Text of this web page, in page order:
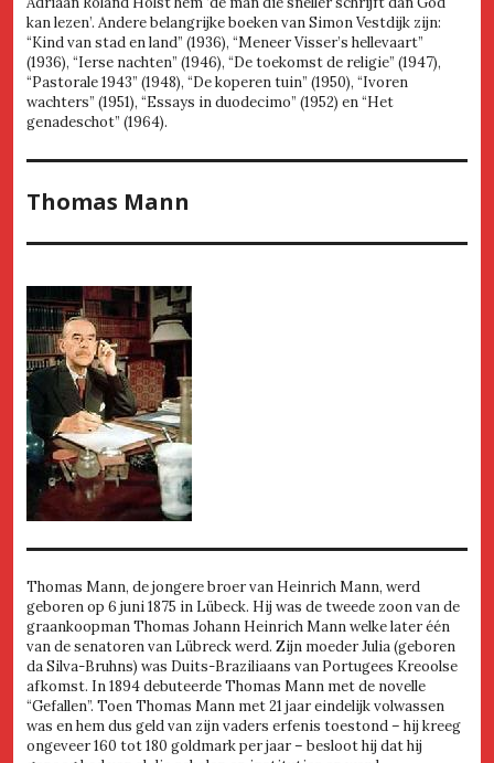
kan lezen’. Andere belangrijke boeken van Simon Vestdijk zijn:
“Kind van stad en land” (1936), “Meneer Visser’s hellevaart”
(1936), “Ierse nachten” (1946), “De toekomst de religie” (1947),
“Pastorale 1943” (1948), “De koperen tuin” (1950), “Ivoren
wachters” (1951), “Essays in duodecimo” (1952) en “Het
genadeschot” (1964).
Thomas Mann
Thomas Mann, de jongere broer van Heinrich Mann, werd
geboren op 6 juni 1875 in Lübeck. Hij was de tweede zoon van de
graankoopman Thomas Johann Heinrich Mann welke later één
van de senatoren van Lübreck werd. Zijn moeder Julia (geboren
da Silva-Bruhns) was Duits-Braziliaans van Portugees Kreoolse
afkomst. In 1894 debuteerde Thomas Mann met de novelle
“Gefallen”. Toen Thomas Mann met 21 jaar eindelijk volwassen
was en hem dus geld van zijn vaders erfenis toestond – hij kreeg
ongeveer 160 tot 180 goldmark per jaar – besloot hij dat hij